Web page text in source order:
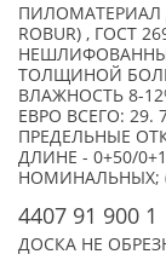
ПИЛОМАТЕРИАЛ
ROBUR) , ГОСТ
ТОЛЩИНОЙ
ВЛАЖНОСТЬ 8-
ЕВРО ВСЕГО: 29.
ПРЕДЕЛЬНЫЕ
ДЛИНЕ - 0+50/
НОМИНАЛЬНЫХ;
4407 91 900 1
ДОСКА НЕ